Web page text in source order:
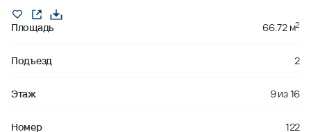
Площадь 66.72 м2
Подъезд 2
Этаж 9из16
Номер 122